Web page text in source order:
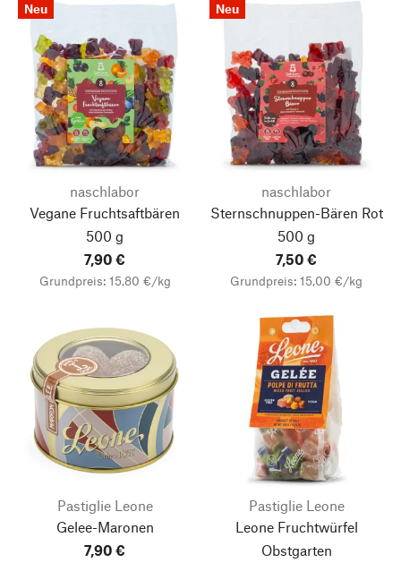
Neu
naschlabor
Vegane Fruchtsaftbären
500 g
7,90 €
Grundpreis: 15,80 €/kg
Neu
naschlabor
Sternschnuppen-Bären Rot
500 g
7,50 €
Grundpreis: 15,00 €/kg
Pastiglie Leone
Gelee-Maronen
7,90 €
Pastiglie Leone
Leone Fruchtwürfel
Obstgarten